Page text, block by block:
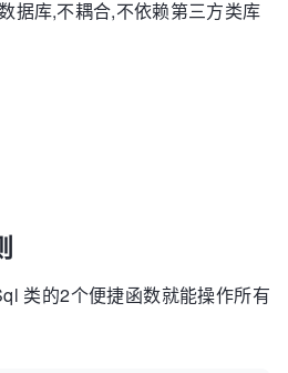
据库,不耦合,不依赖第三方类库
类的2个便捷函数就能操作所有